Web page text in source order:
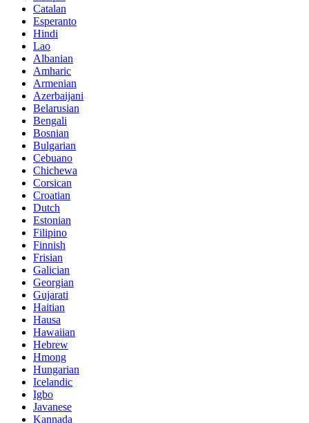
Catalan
Esperanto
Hindi
Lao
Albanian
Amharic
Armenian
Azerbaijani
Belarusian
Bengali
Bosnian
Bulgarian
Cebuano
Chichewa
Corsican
Croatian
Dutch
Estonian
Filipino
Finnish
Frisian
Galician
Georgian
Gujarati
Haitian
Hausa
Hawaiian
Hebrew
Hmong
Hungarian
Icelandic
Igbo
Javanese
Kannada